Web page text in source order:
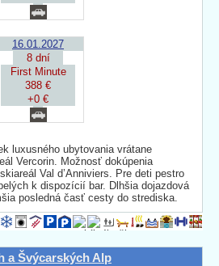
16.01.2027
8 dní
First Minute
388 €
+0 €
luxusného ubytovania vrátane
Vercorin. Možnosť dokúpenia
Val d’Anniviers. Pre deti pestro
k dispozícií bar. Dlhšia dojazdová
posledná časť cesty do strediska.
a Švýcarských Alp